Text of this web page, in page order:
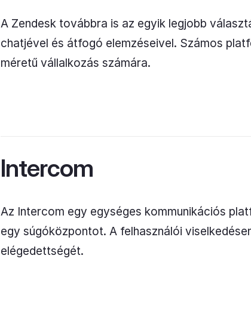
A Zendesk továbbra is az egyik legjobb
chatjével és átfogó elemzéseivel. Számos
méretű vállalkozás számára.
Intercom
Az Intercom egy egységes kommunikációs
egy súgóközpontot. A felhasználói
elégedettségét.